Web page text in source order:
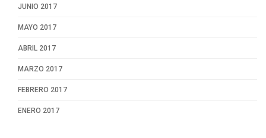
JUNIO 2017
MAYO 2017
ABRIL 2017
MARZO 2017
FEBRERO 2017
ENERO 2017